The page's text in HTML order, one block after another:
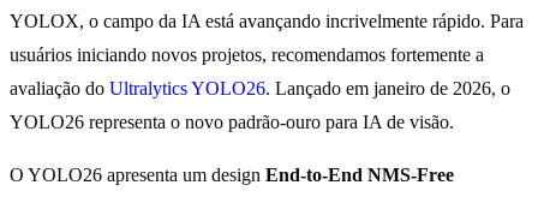
YOLOX, o campo da IA está avançando incrivelmente rápido. Para
usuários iniciando novos projetos, recomendamos fortemente a
avaliação do Ultralytics YOLO26. Lançado em janeiro de 2026, o
YOLO26 representa o novo padrão-ouro para IA de visão.
O YOLO26 apresenta um design End-to-End NMS-Free